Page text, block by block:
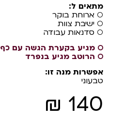
מתאים ל:
○ ארוחת בוקר
○ ישיבת צוות
○ סדנאות עבודה
○ מגיע בקערת הגשה עם כף
○ הרוטב מגיע בנפרד
אפשרות מנה זו:
טבעוני
₪ 140